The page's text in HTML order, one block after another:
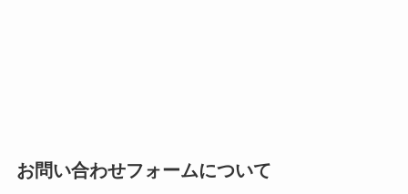
お問い合わせフォームについて